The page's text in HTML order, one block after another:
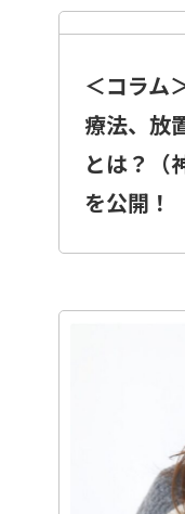
＜コラム
療法、放
とは？（
を公開！